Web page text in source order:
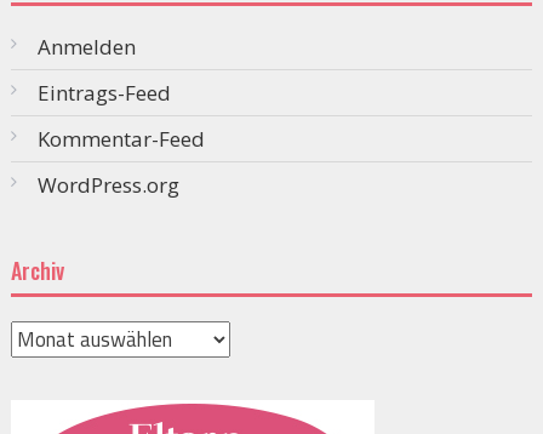
Anmelden
Eintrags-Feed
Kommentar-Feed
WordPress.org
Archiv
Archiv